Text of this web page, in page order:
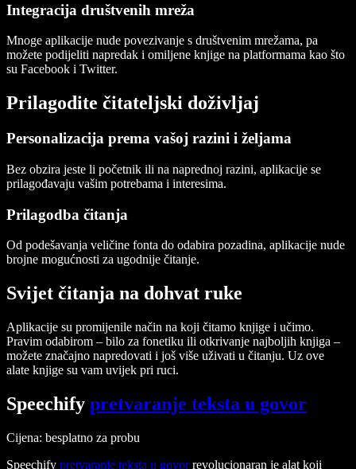
Integracija društvenih mreža
Mnoge aplikacije nude povezivanje s društvenim mrežama, pa
možete podijeliti napredak i omiljene knjige na platformama kao što
su Facebook i Twitter.
Prilagodite čitateljski doživljaj
Personalizacija prema vašoj razini i željama
Bez obzira jeste li početnik ili na naprednoj razini, aplikacije se
prilagođavaju vašim potrebama i interesima.
Prilagodba čitanja
Od podešavanja veličine fonta do odabira pozadina, aplikacije nude
brojne mogućnosti za ugodnije čitanje.
Svijet čitanja na dohvat ruke
Aplikacije su promijenile način na koji čitamo knjige i učimo.
Pravim odabirom – bilo za fonetiku ili otkrivanje najboljih knjiga –
možete značajno napredovati i još više uživati u čitanju. Uz ove
alate knjige su vam uvijek pri ruci.
Speechify pretvaranje teksta u govor
Cijena: besplatno za probu
Speechify pretvaranje teksta u govorrevolucionaran je alat koji